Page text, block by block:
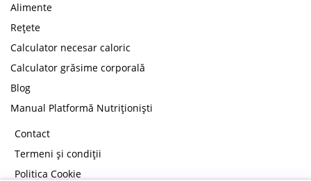
Alimente
Rețete
Calculator necesar caloric
Calculator grăsime corporală
Blog
Manual Platformă Nutriționiști
Contact
Termeni și condiții
Politica Cookie